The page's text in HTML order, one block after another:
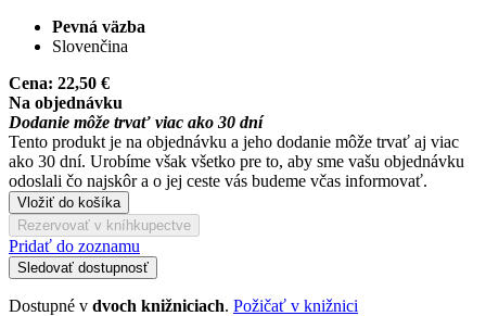
Pevná väzba
Slovenčina
Cena: 22,50 €
Na objednávku
Dodanie môže trvať viac ako 30 dní
Tento produkt je na objednávku a jeho dodanie môže trvať aj viac
ako 30 dní. Urobíme však všetko pre to, aby sme vašu objednávku
odoslali čo najskôr a o jej ceste vás budeme včas informovať.
Vložiť do košíka
Rezervovať v kníhkupectve
Pridať do zoznamu
Sledovať dostupnosť
Dostupné v dvoch knižniciach. Požičať v knižnici